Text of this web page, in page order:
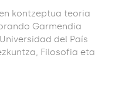
kontzeptua teoria
Garmendia
del País
Filosofia eta